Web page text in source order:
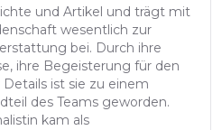
und Artikel und trägt mit
wesentlich zur
bei. Durch ihre
ihre Begeisterung für den
ist sie zu einem
des Teams geworden.
kam als